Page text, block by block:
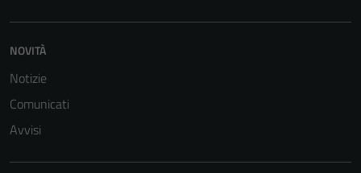
NOVITÀ
Notizie
Comunicati
Avvisi
personali.